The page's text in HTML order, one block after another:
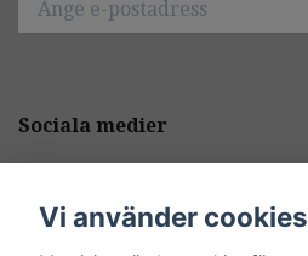
Sociala medier
Vi använder cookies